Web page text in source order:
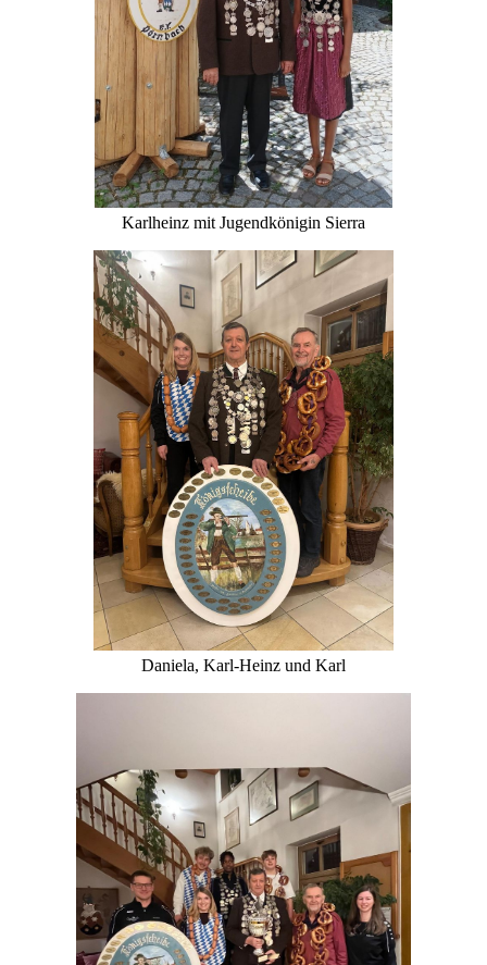
Karlheinz mit Jugendkönigin Sierra
Daniela, Karl-Heinz und Karl